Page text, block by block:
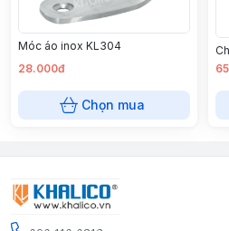
Móc áo inox KL304
28.000đ
Chọn mua